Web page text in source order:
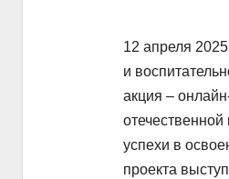
12 апреля
и
акция –
успехи в
проекта